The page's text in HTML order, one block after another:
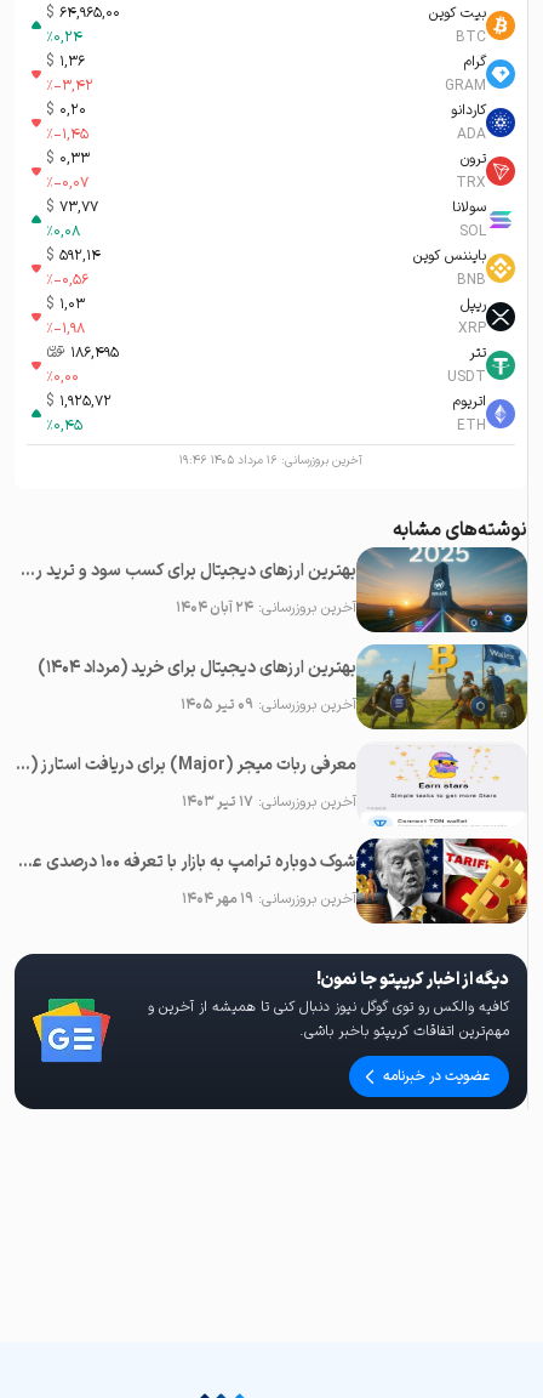
بیت کوین
BTC
64,965,00
$
%0,24
گرام
GRAM
1,36
$
%-3,42
کاردانو
ADA
0,20
$
%-1,45
ترون
TRX
0,33
$
%-0,07
سولانا
SOL
73,77
$
%0,08
بایننس کوین
BNB
592,14
$
%-0,56
ریپل
XRP
1,03
$
%-1,98
تتر
USDT
186,495 تومان-ء
%0,00
اتریوم
ETH
1,925,72
$
%0,45
آخرین بروزرسانی: ۱۶ مرداد ۱۴۰۵ ۱۹:۴۶
نوشته‌های مشابه
بهترین ارزهای دیجیتال برای کسب سود و ترید روزانه در سال ۲۰۲۵
آخرین بروزرسانی:۲۴ آبان ۱۴۰۴
بهترین ارزهای دیجیتال برای خرید (مرداد ۱۴۰۴)
آخرین بروزرسانی:۰۹ تیر ۱۴۰۵
معرفی ربات میجر (Major) برای دریافت استارز (Stars) رایگان در تلگرام
آخرین بروزرسانی:۱۷ تیر ۱۴۰۳
شوک دوباره ترامپ به بازار با تعرفه ۱۰۰ درصدی علیه چین؛‌ سقوط همه رمزارزها
آخرین بروزرسانی:۱۹ مهر ۱۴۰۴
دیگه از اخبار کریپتو جا نمون!
کافیه والکس رو توی گوگل نیوز دنبال کنی تا همیشه از آخرین و
مهم‌ترین اتفاقات کریپتو باخبر باشی.
عضویت در خبرنامه